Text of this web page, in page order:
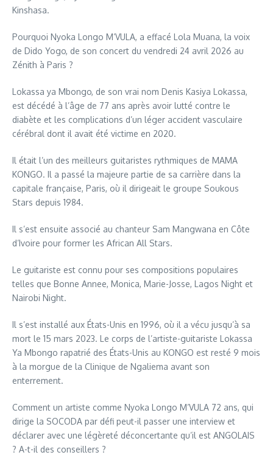
Kinshasa.
Pourquoi Nyoka Longo M’VULA, a effacé Lola Muana, la voix
de Dido Yogo, de son concert du vendredi 24 avril 2026 au
Zénith à Paris ?
Lokassa ya Mbongo, de son vrai nom Denis Kasiya Lokassa,
est décédé à l’âge de 77 ans après avoir lutté contre le
diabète et les complications d’un léger accident vasculaire
cérébral dont il avait été victime en 2020.
Il était l’un des meilleurs guitaristes rythmiques de MAMA
KONGO. Il a passé la majeure partie de sa carrière dans la
capitale française, Paris, où il dirigeait le groupe Soukous
Stars depuis 1984.
Il s’est ensuite associé au chanteur Sam Mangwana en Côte
d’Ivoire pour former les African All Stars.
Le guitariste est connu pour ses compositions populaires
telles que Bonne Annee, Monica, Marie-Josse, Lagos Night et
Nairobi Night.
Il s’est installé aux États-Unis en 1996, où il a vécu jusqu’à sa
mort le 15 mars 2023. Le corps de l’artiste-guitariste Lokassa
Ya Mbongo rapatrié des États-Unis au KONGO est resté 9 mois
à la morgue de la Clinique de Ngaliema avant son
enterrement.
Comment un artiste comme Nyoka Longo M’VULA 72 ans, qui
dirige la SOCODA par défi peut-il passer une interview et
déclarer avec une légèreté déconcertante qu’il est ANGOLAIS
? A-t-il des conseillers ?